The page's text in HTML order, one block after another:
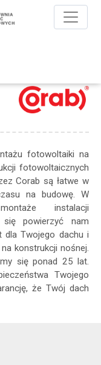
fotowoltaiki na
fotowoltaicznych
Corab są łatwe w
na budowę. W
instalacji
się powierzyć nam
dla Twojego dachu i
konstrukcji nośnej.
się ponad 25 lat.
Twojego
że Twój dach